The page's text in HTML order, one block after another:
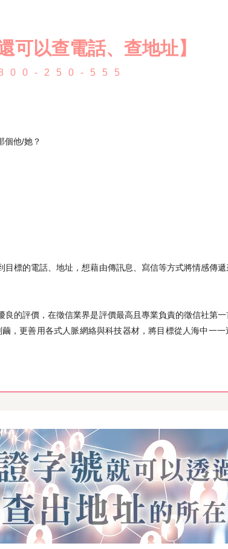
可以查電話、查地址】
0800-250-555
個他/她？
標的電話、地址，想藉由傳訊息、寫信等方式將情感傳遞
的評價，在徵信業界是評價最高且專業負責的徵信社第
，更善用各式人脈網絡與科技器材，將目標從人海中一一